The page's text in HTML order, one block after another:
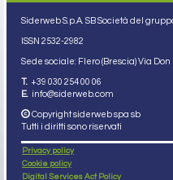
Siderweb S.p.A. SB Società del
ISSN 2532-2982
Sede sociale: Flero (Brescia) Via Don
T. +39 030 254 00 06
E. info@siderweb.com
Copyright siderweb spa sb
Tutti i diritti sono riservati
Privacy policy
Cookie policy
Digital Services Act Policy